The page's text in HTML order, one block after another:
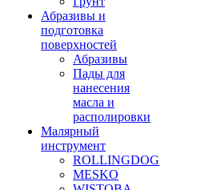
Абразивы и
подготовка
поверхностей
Абразивы
Пады для
нанесения
масла и
располировки
Малярный
инструмент
ROLLINGDOG
MESKO